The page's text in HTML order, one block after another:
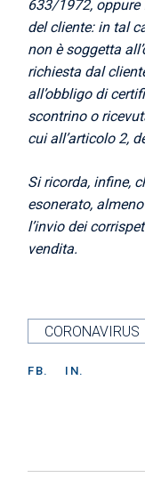
633/1972,
del cliente: in tal
non è soggetta
richiesta dal
all’obbligo di
scontrino o
cui all’articolo 2,
Si ricorda, infine,
esonerato,
l’invio dei
vendita.
CORONAVIRUS
FB. IN.